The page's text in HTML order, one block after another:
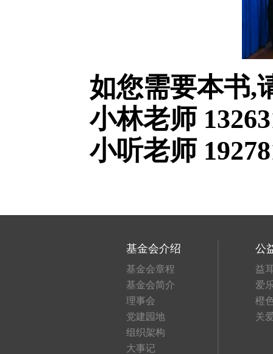
如您需要本书,
小林老师
小听老师
基金会介绍
基金会章程
基金会简介
理事会
党建园地
组织架构
大事记
公
益
爱
橙
关